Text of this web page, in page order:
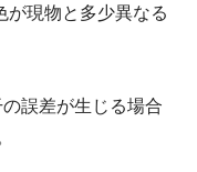
が現物と多少異なる
誤差が生じる場合